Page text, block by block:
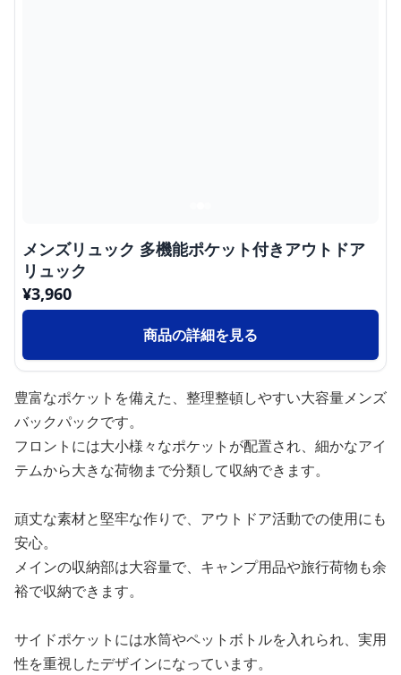
メンズリュック 多機能ポケット付きアウトドア
リュック
¥3,960
商品の詳細を見る
豊富なポケットを備えた、整理整頓しやすい大容量メンズ
バックパックです。
フロントには大小様々なポケットが配置され、細かなアイ
テムから大きな荷物まで分類して収納できます。
頑丈な素材と堅牢な作りで、アウトドア活動での使用にも
安心。
メインの収納部は大容量で、キャンプ用品や旅行荷物も余
裕で収納できます。
サイドポケットには水筒やペットボトルを入れられ、実用
性を重視したデザインになっています。